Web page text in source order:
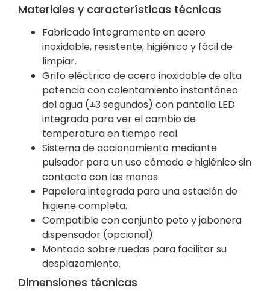
Materiales y características técnicas
Fabricado íntegramente en acero
inoxidable, resistente, higiénico y fácil de
limpiar.
Grifo eléctrico de acero inoxidable de alta
potencia con calentamiento instantáneo
del agua (±3 segundos) con pantalla LED
integrada para ver el cambio de
temperatura en tiempo real.
Sistema de accionamiento mediante
pulsador para un uso cómodo e higiénico sin
contacto con las manos.
Papelera integrada para una estación de
higiene completa.
Compatible con conjunto peto y jabonera
dispensador (opcional).
Montado sobre ruedas para facilitar su
desplazamiento.
Dimensiones técnicas